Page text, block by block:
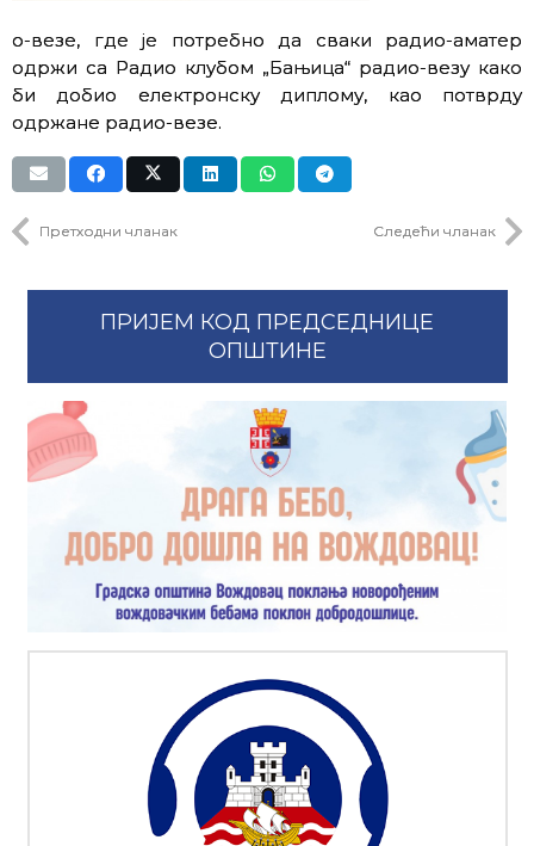
о-везе, где је потребно да сваки радио-аматер
одржи са Радио клубом „Бањица“ радио-везу како
би добио електронску диплому, као потврду
одржане радио-везе.
Претходни чланак Следећи чланак
ПРИЈЕМ КОД ПРЕДСЕДНИЦЕ
ОПШТИНЕ